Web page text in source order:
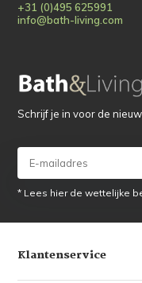
+31 (0)495 625991
info@bath-living.com
Schrijf je in voor de
* Lees hier de wettelijke
Klantenservice